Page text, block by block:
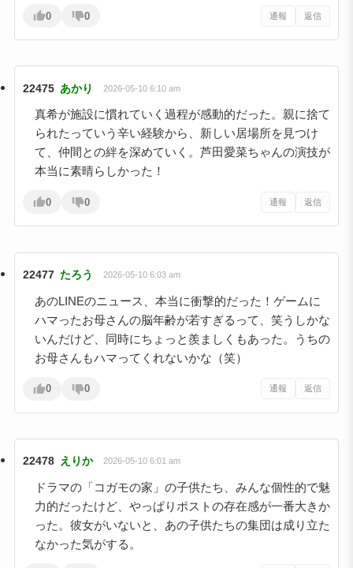
0 0 通報 返信
22475 あかり 2026-05-10 6:10 am
真希が施設に慣れていく過程が感動的だった。親に捨て
られたっていう辛い経験から、新しい居場所を見つけ
て、仲間との絆を深めていく。芦田愛菜ちゃんの演技が
本当に素晴らしかった！
0 0 通報 返信
22477 たろう 2026-05-10 6:03 am
あのLINEのニュース、本当に衝撃的だった！ゲームに
ハマったお母さんの脳年齢が若すぎるって、笑うしかな
いんだけど、同時にちょっと羨ましくもあった。うちの
お母さんもハマってくれないかな（笑）
0 0 通報 返信
22478 えりか 2026-05-10 6:01 am
ドラマの「コガモの家」の子供たち、みんな個性的で魅
力的だったけど、やっぱりポストの存在感が一番大きか
った。彼女がいないと、あの子供たちの集団は成り立た
なかった気がする。